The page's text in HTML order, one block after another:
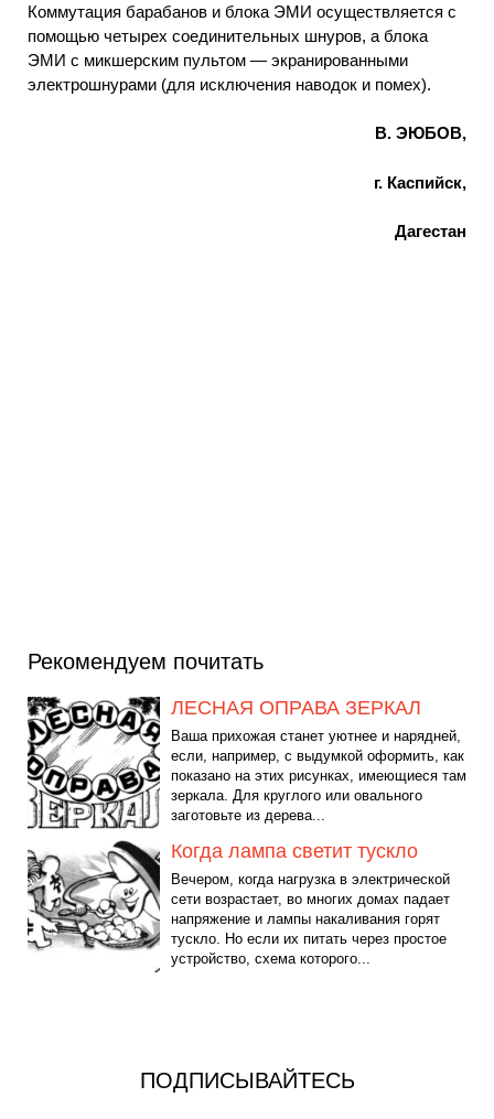
Коммутация барабанов и блока ЭМИ осуществляется с
помощью четырех соединительных шнуров, а блока
ЭМИ с микшерским пультом — экранированными
электрошнурами (для исключения наводок и помех).
В. ЭЮБОВ,
г. Каспийск,
Дагестан
Рекомендуем почитать
ЛЕСНАЯ ОПРАВА ЗЕРКАЛ
Ваша прихожая станет уютнее и нарядней,
если, например, с выдумкой оформить, как
показано на этих рисунках, имеющиеся там
зеркала. Для круглого или овального
заготовьте из дерева...
Когда лампа светит тускло
Вечером, когда нагрузка в электрической
сети возрастает, во многих домах падает
напряжение и лампы накаливания горят
тускло. Но если их питать через простое
устройство, схема которого...
ПОДПИСЫВАЙТЕСЬ